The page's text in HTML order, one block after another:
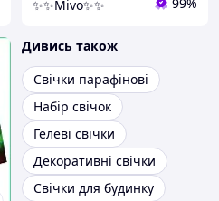
✨✨Mivo✨✨
Дивись також
Свічки парафінові
Набір свічок
Гелеві свічки
Декоративні свічки
Свічки для будинку